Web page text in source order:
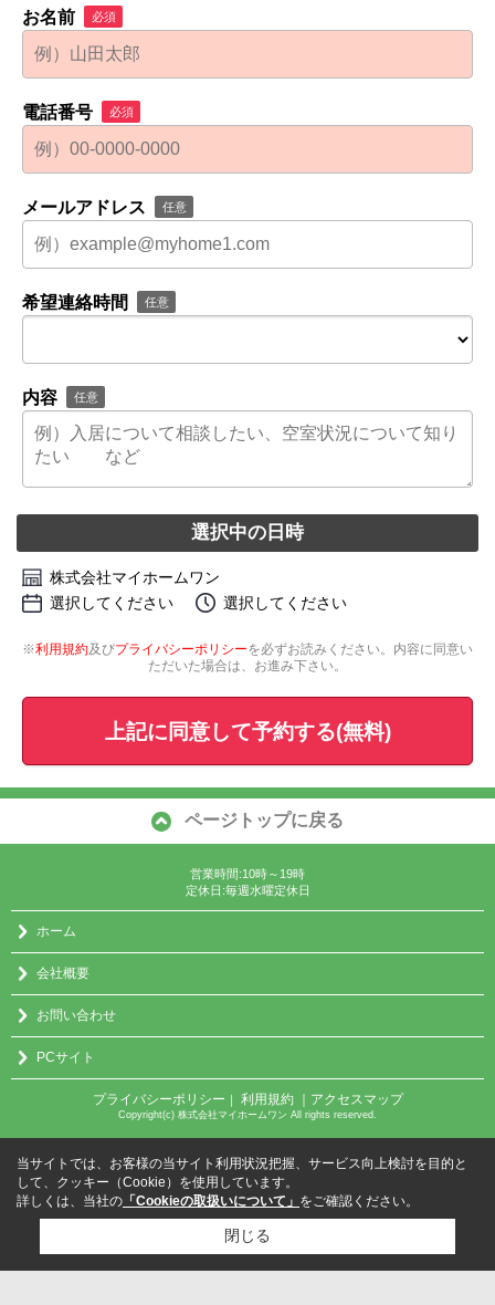
お名前 必須
電話番号 必須
メールアドレス 任意
希望連絡時間 任意
内容 任意
選択中の日時
株式会社マイホームワン
選択してください
選択してください
※利用規約及びプライバシーポリシーを必ずお読みください。内容に同意い
ただいた場合は、お進み下さい。
上記に同意して予約する(無料)
ページトップに戻る
営業時間:10時～19時
定休日:毎週水曜定休日
ホーム
会社概要
お問い合わせ
PCサイト
プライバシーポリシー ｜ 利用規約 ｜アクセスマップ
Copyright(c) 株式会社マイホームワン All rights reserved.
当サイトでは、お客様の当サイト利用状況把握、サービス向上検討を目的と
して、クッキー（Cookie）を使用しています。
詳しくは、当社の 「Cookieの取扱いについて」 をご確認ください。
閉じる